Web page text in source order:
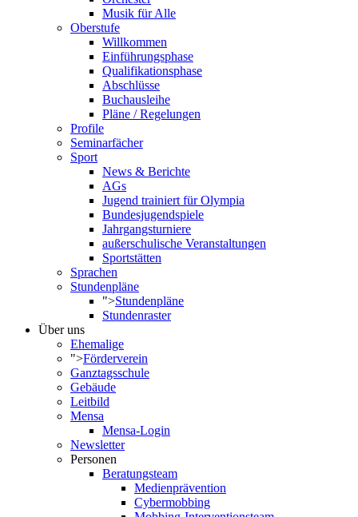
Musik für Alle
Oberstufe
Willkommen
Einführungsphase
Qualifikationsphase
Abschlüsse
Buchausleihe
Pläne / Regelungen
Profile
Seminarfächer
Sport
News & Berichte
AGs
Jugend trainiert für Olympia
Bundesjugendspiele
Jahrgangsturniere
außerschulische Veranstaltungen
Sportstätten
Sprachen
Stundenpläne
">Stundenpläne
Stundenraster
Über uns
Ehemalige
">Förderverein
Ganztagsschule
Gebäude
Leitbild
Mensa
Mensa-Login
Newsletter
Personen
Beratungsteam
Medienprävention
Cybermobbing